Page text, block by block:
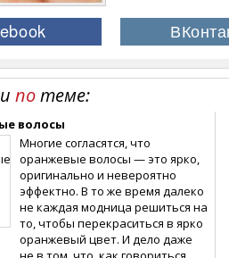
потеме:
волосы
Многие согласятся, что
оранжевые волосы — это ярко,
оригинально и невероятно
эффектно. В то же время далеко
не каждая модница решиться на
то, чтобы перекраситься в ярко
оранжевый цвет. И дело даже